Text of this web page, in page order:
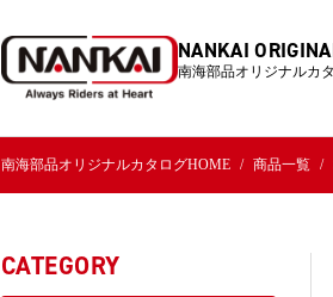
NANKAI
南海部品オリジナルカ
南海部品オリジナルカタログHOME 商品一覧
CATEGORY